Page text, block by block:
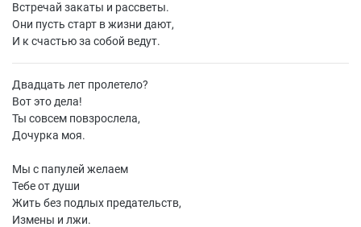
Встречай закаты и рассветы.
Они пусть старт в жизни дают,
И к счастью за собой ведут.
Двадцать лет пролетело?
Вот это дела!
Ты совсем повзрослела,
Дочурка моя.
Мы с папулей желаем
Тебе от души
Жить без подлых предательств,
Измены и лжи.